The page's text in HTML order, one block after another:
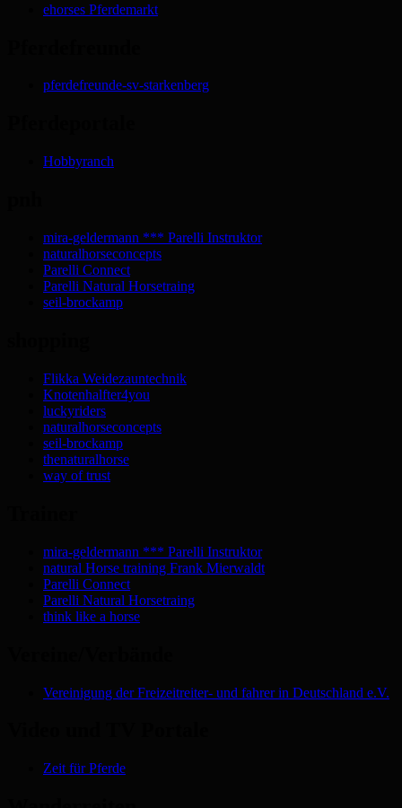
ehorses Pferdemarkt
pferdefreunde-sv-starkenberg
Hobbyranch
mira-geldermann *** Parelli Instruktor
naturalhorseconcepts
Parelli Connect
Parelli Natural Horsetraing
seil-brockamp
Flikka Weidezauntechnik
Knotenhalfter4you
luckyriders
naturalhorseconcepts
seil-brockamp
thenaturalhorse
way of trust
mira-geldermann *** Parelli Instruktor
natural Horse training Frank Mierwaldt
Parelli Connect
Parelli Natural Horsetraing
think like a horse
Vereinigung der Freizeitreiter- und fahrer in Deutschland e.V.
Zeit für Pferde